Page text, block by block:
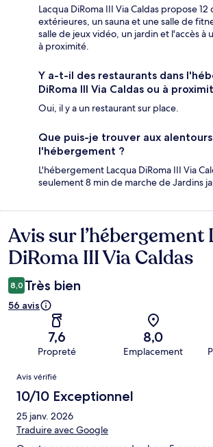
Lacqua DiRoma III Via Caldas propose 12
extérieures, un sauna et une salle de
salle de jeux vidéo, un jardin et l'accès à
à proximité.
Y a-t-il des restaurants dans
DiRoma III Via Caldas ou à
Oui, il y a un restaurant sur place.
Que puis-je trouver aux
l'hébergement ?
L'hébergement Lacqua DiRoma III Via
seulement 8 min de marche de Jardins
Avis
Avis sur l’hébergement
DiRoma III Via Caldas
8,0 Très bien
56 avis
7,6
Propreté
8,0
Emplacement
Avis
Avis vérifié
10/10 Exceptionnel
25 janv. 2026
Traduire avec Google